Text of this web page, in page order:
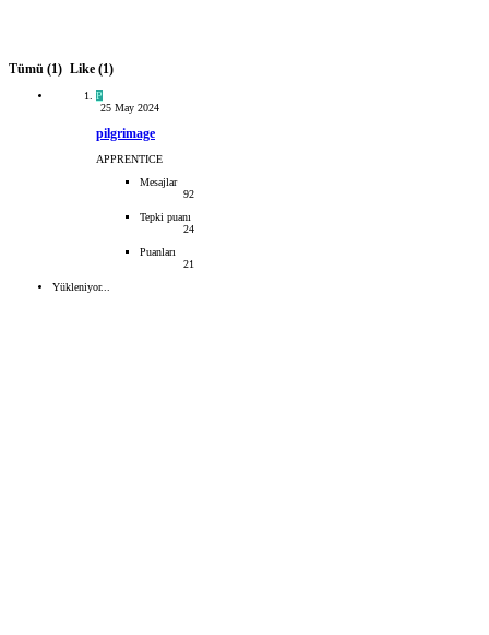
Tümü (1) Like (1)
P
25 May 2024
pilgrimage
APPRENTICE
Mesajlar
92
Tepki puanı
24
Puanları
21
Yükleniyor...